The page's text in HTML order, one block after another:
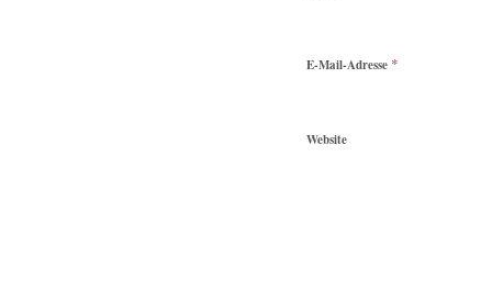
E-Mail-Adresse *
Website